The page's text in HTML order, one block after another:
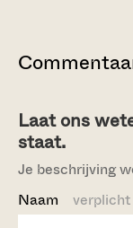
Laat ons
staat.
Je beschrijving
Naam verplicht